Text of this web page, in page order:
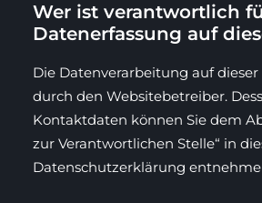
Wer ist verantwortlich
Datenerfassung auf
Die Datenverarbeitung auf
durch den Websitebetreiber.
Kontaktdaten können Sie dem
zur Verantwortlichen Stelle“ in
Datenschutzerklärung